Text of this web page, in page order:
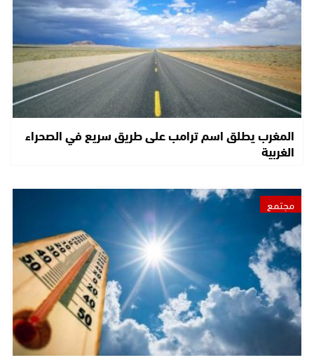
المغرب يطلق اسم ترامب على طريق سريع في الصحراء
الغربية
مجتمع